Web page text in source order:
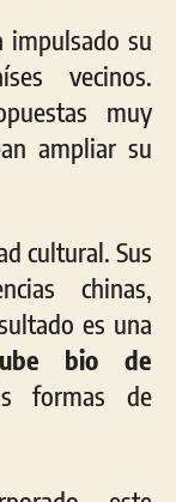
impulsado su
vecinos.
muy
ampliar su
cultural. Sus
chinas,
es una
ube bio de
formas de